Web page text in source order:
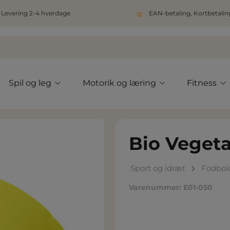
Levering 2-4 hverdage EAN-betaling,
Spil og leg Motorik og læring Fitness
Bio
Sport og idræt
Varenummer: E01-050